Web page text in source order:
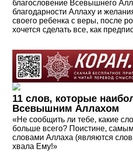
благословение Всевышнего
благодарности Аллаху и
своего ребенка с веры, после
хочется сделать все, как
11 слов, которые
Всевышним Аллахом
«Не сообщить ли тебе, какие
больше всего? Поистине,
словами Аллаха (являются
хвала Ему!»